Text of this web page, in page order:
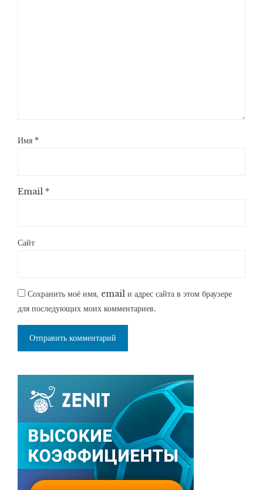
Имя *
Email *
Сайт
Сохранить моё имя, email и адрес сайта в этом браузере
для последующих моих комментариев.